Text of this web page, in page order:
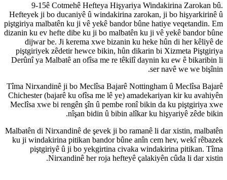
9-15ê Cotmehê Hefteya
Hefteyek ji bo ducaniyê û
piştgiriya malbatên ku ji vê yekê
dizanin ku ev hefte dibe ku ji bo
dijwar be. Ji kerema xwe
piştgiriyek zêdetir hewce
Derûnî ya Malbatê an ofîsa
Tîma Nirxandinê ji bo Meclîsa
Chichester (bajarê ku ofîsa me
Meclîsa xwe bi rengên şîn û
nîşan bidin û
Malbatên di Nirxandinê de
ku ji windakirina pitikan
piştgiriyê û ji bo
Nirxandinê her roja